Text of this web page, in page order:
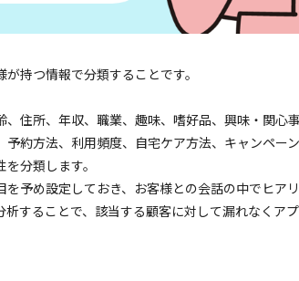
持つ情報で分類することです。
、住所、年収、職業、趣味、嗜好品、興味・関
予約方法、利用頻度、自宅ケア方法、キャンペ
分類します。
を予め設定しておき、お客様との会話の中でヒア
析することで、該当する顧客に対して漏れなくア